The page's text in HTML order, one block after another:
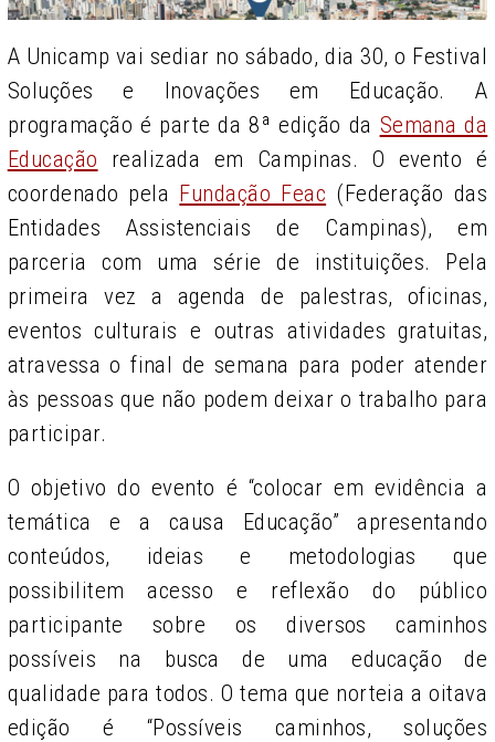
A Unicamp vai sediar no sábado, dia 30, o Festival
Soluções e Inovações em Educação. A
programação é parte da 8ª edição da Semana da
Educação realizada em Campinas. O evento é
coordenado pela Fundação Feac (Federação das
Entidades Assistenciais de Campinas), em
parceria com uma série de instituições. Pela
primeira vez a agenda de palestras, oficinas,
eventos culturais e outras atividades gratuitas,
atravessa o final de semana para poder atender
às pessoas que não podem deixar o trabalho para
participar.
O objetivo do evento é “colocar em evidência a
temática e a causa Educação” apresentando
conteúdos, ideias e metodologias que
possibilitem acesso e reflexão do público
participante sobre os diversos caminhos
possíveis na busca de uma educação de
qualidade para todos. O tema que norteia a oitava
edição é “Possíveis caminhos, soluções